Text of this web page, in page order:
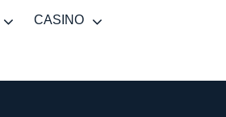
CASINO